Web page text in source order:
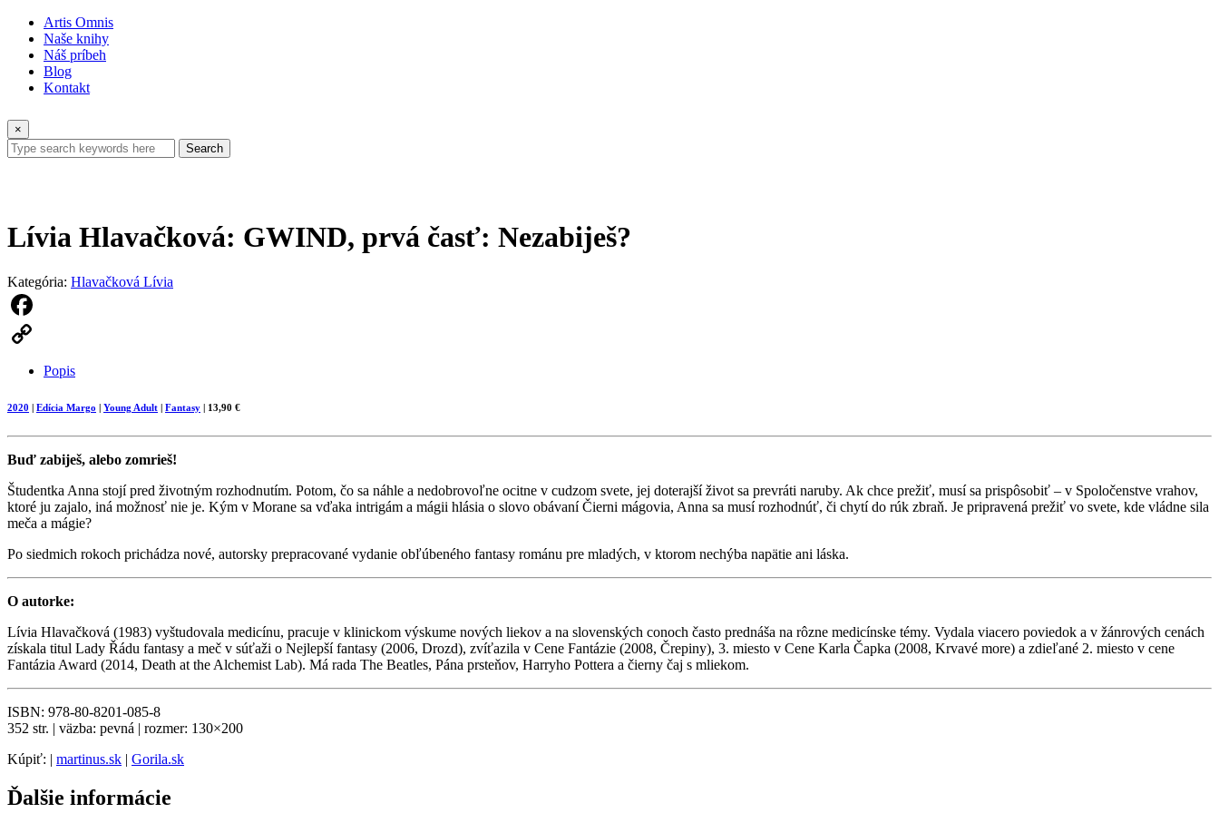
Artis Omnis
Naše knihy
Náš príbeh
Blog
Kontakt
×
Search
Lívia Hlavačková: GWIND, prvá časť: Nezabiješ?
Kategória: Hlavačková Lívia
Facebook
Popis
2020 | Edícia Margo | Young Adult | Fantasy | 13,90 €
Buď zabiješ, alebo zomrieš!
Študentka Anna stojí pred životným rozhodnutím. Potom, čo sa náhle a nedobrovoľne ocitne v cudzom svete, jej doterajší život sa prevráti naruby. Ak chce prežiť, musí sa prispôsobiť – v Spoločenstve vrahov,
ktoré ju zajalo, iná možnosť nie je. Kým v Morane sa vďaka intrigám a mágii hlásia o slovo obávaní Čierni mágovia, Anna sa musí rozhodnúť, či chytí do rúk zbraň. Je pripravená prežiť vo svete, kde vládne sila
meča a mágie?
Po siedmich rokoch prichádza nové, autorsky prepracované vydanie obľúbeného fantasy románu pre mladých, v ktorom nechýba napätie ani láska.
O autorke:
Lívia Hlavačková (1983) vyštudovala medicínu, pracuje v klinickom výskume nových liekov a na slovenských conoch často prednáša na rôzne medicínske témy. Vydala viacero poviedok a v žánrových cenách
získala titul Lady Řádu fantasy a meč v súťaži o Nejlepší fantasy (2006, Drozd), zvíťazila v Cene Fantázie (2008, Črepiny), 3. miesto v Cene Karla Čapka (2008, Krvavé more) a zdieľané 2. miesto v cene
Fantázia Award (2014, Death at the Alchemist Lab). Má rada The Beatles, Pána prsteňov, Harryho Pottera a čierny čaj s mliekom.
ISBN: 978-80-8201-085-8
352 str. | väzba: pevná | rozmer: 130×200
Kúpiť: | martinus.sk | Gorila.sk
Ďalšie informácie